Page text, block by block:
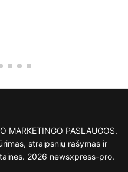
MARKETINGO PASLAUGOS.
straipsnių rašymas ir
2026 newsxpress-pro.